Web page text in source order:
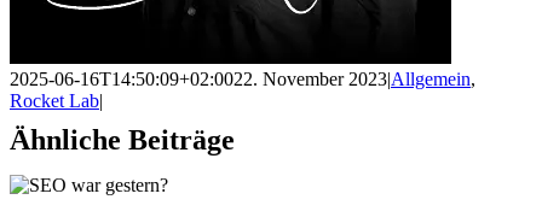
2025-06-16T14:50:09+02:0022. November 2023|Allgemein,
Rocket Lab|
Ähnliche Beiträge